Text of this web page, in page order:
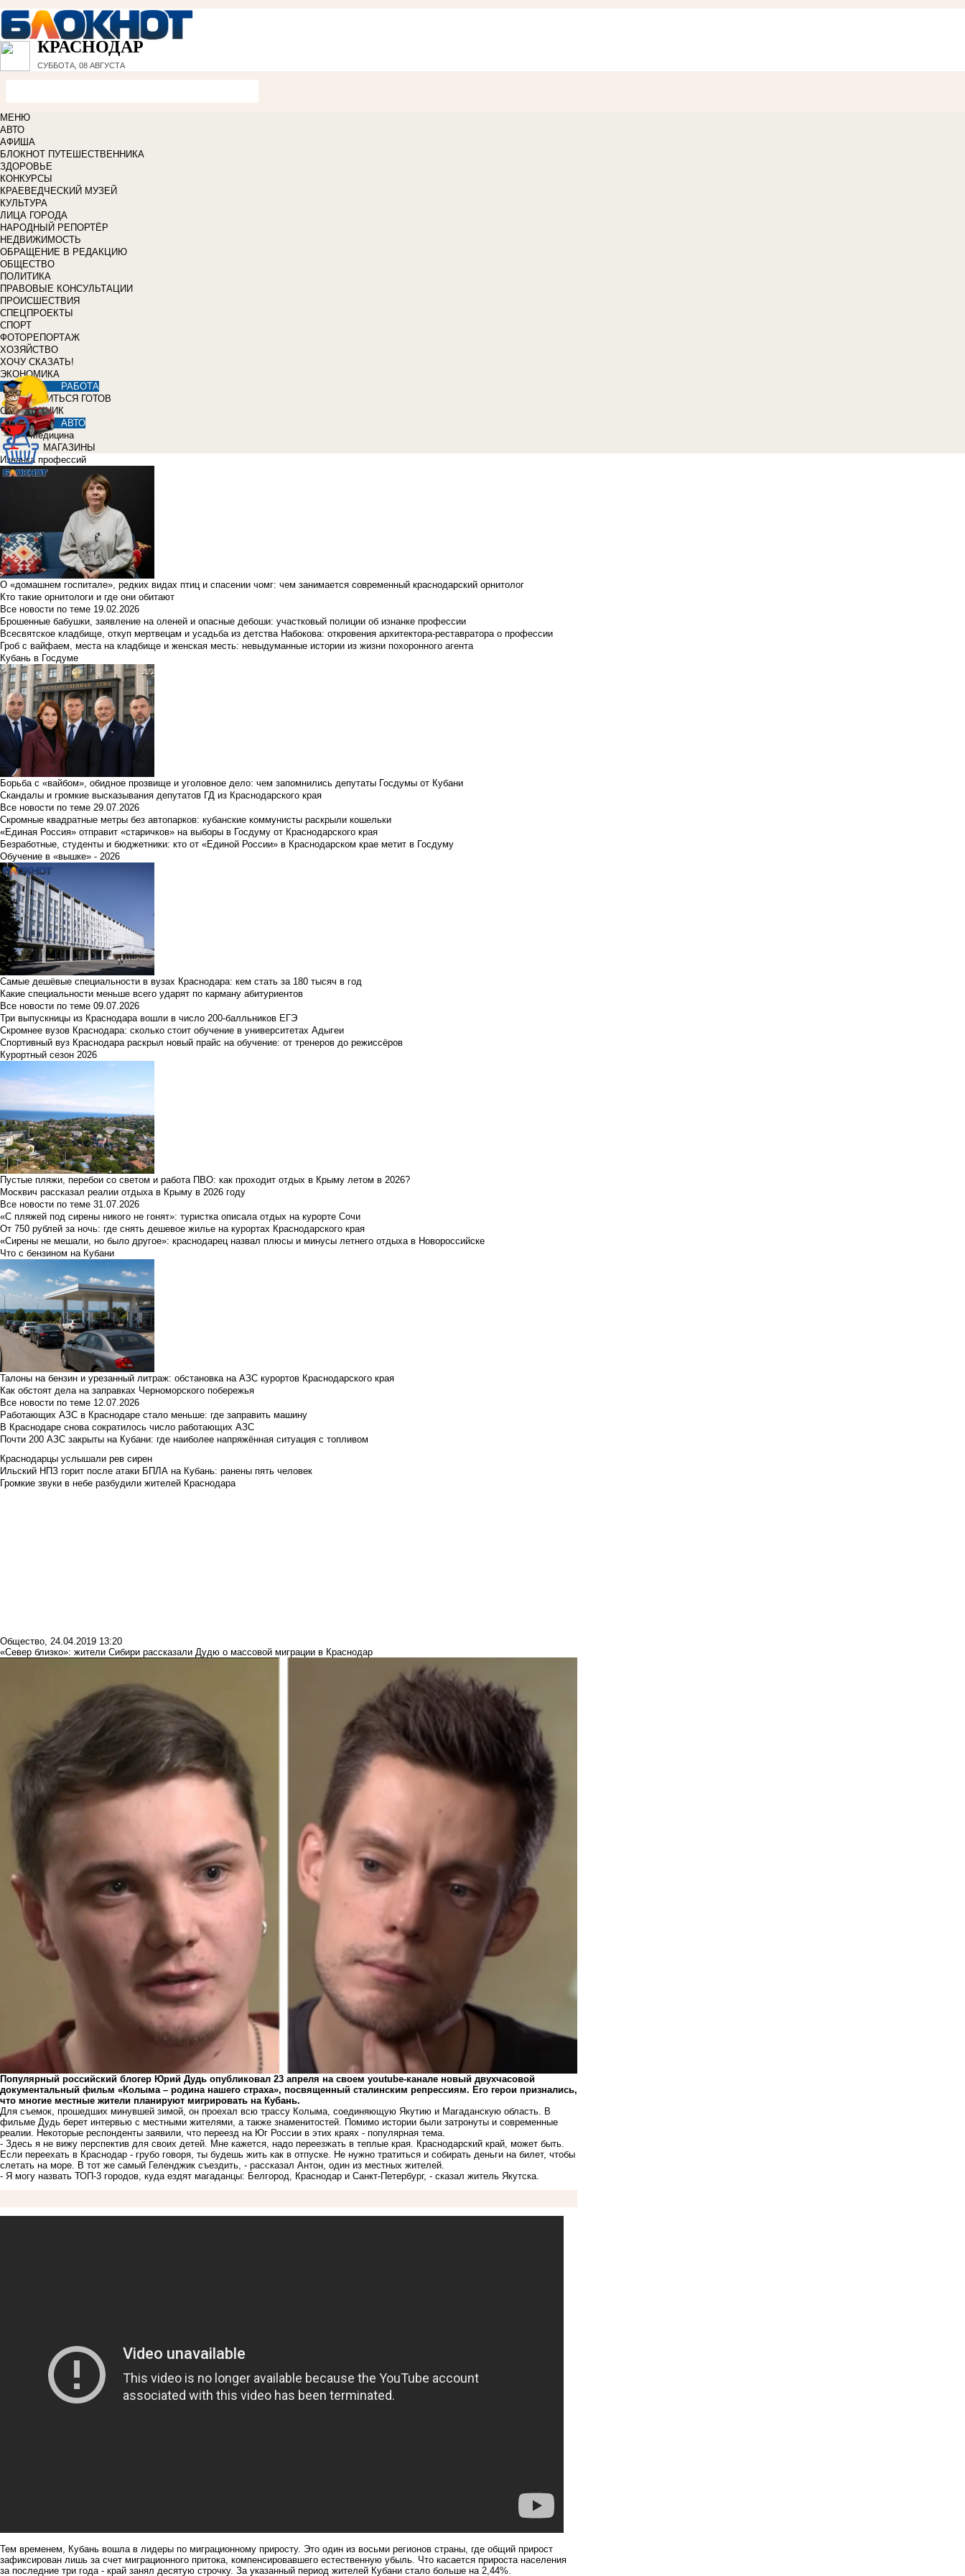
КРАСНОДАР
СУББОТА, 08 АВГУСТА
МЕНЮ
АВТО
АФИША
БЛОКНОТ ПУТЕШЕСТВЕННИКА
ЗДОРОВЬЕ
КОНКУРСЫ
КРАЕВЕДЧЕСКИЙ МУЗЕЙ
КУЛЬТУРА
ЛИЦА ГОРОДА
НАРОДНЫЙ РЕПОРТЁР
НЕДВИЖИМОСТЬ
ОБРАЩЕНИЕ В РЕДАКЦИЮ
ОБЩЕСТВО
ПОЛИТИКА
ПРАВОВЫЕ КОНСУЛЬТАЦИИ
ПРОИСШЕСТВИЯ
СПЕЦПРОЕКТЫ
СПОРТ
ФОТОРЕПОРТАЖ
ХОЗЯЙСТВО
ХОЧУ СКАЗАТЬ!
ЭКОНОМИКА
РАБОТА
УЧИТЬСЯ ГОТОВ
СПРАВОЧНИК
АВТО
Медицина
МАГАЗИНЫ
Изнанка профессий
О «домашнем госпитале», редких видах птиц и спасении чомг: чем занимается современный краснодарский орнитолог
Кто такие орнитологи и где они обитают
Все новости по теме 19.02.2026
Брошенные бабушки, заявление на оленей и опасные дебоши: участковый полиции об изнанке профессии
Всесвятское кладбище, откуп мертвецам и усадьба из детства Набокова: откровения архитектора-реставратора о профессии
Гроб с вайфаем, места на кладбище и женская месть: невыдуманные истории из жизни похоронного агента
Кубань в Госдуме
Борьба с «вайбом», обидное прозвище и уголовное дело: чем запомнились депутаты Госдумы от Кубани
Скандалы и громкие высказывания депутатов ГД из Краснодарского края
Все новости по теме 29.07.2026
Скромные квадратные метры без автопарков: кубанские коммунисты раскрыли кошельки
«Единая Россия» отправит «старичков» на выборы в Госдуму от Краснодарского края
Безработные, студенты и бюджетники: кто от «Единой России» в Краснодарском крае метит в Госдуму
Обучение в «вышке» - 2026
Самые дешёвые специальности в вузах Краснодара: кем стать за 180 тысяч в год
Какие специальности меньше всего ударят по карману абитуриентов
Все новости по теме 09.07.2026
Три выпускницы из Краснодара вошли в число 200-балльников ЕГЭ
Скромнее вузов Краснодара: сколько стоит обучение в университетах Адыгеи
Спортивный вуз Краснодара раскрыл новый прайс на обучение: от тренеров до режиссёров
Курортный сезон 2026
Пустые пляжи, перебои со светом и работа ПВО: как проходит отдых в Крыму летом в 2026?
Москвич рассказал реалии отдыха в Крыму в 2026 году
Все новости по теме 31.07.2026
«С пляжей под сирены никого не гонят»: туристка описала отдых на курорте Сочи
От 750 рублей за ночь: где снять дешевое жилье на курортах Краснодарского края
«Сирены не мешали, но было другое»: краснодарец назвал плюсы и минусы летнего отдыха в Новороссийске
Что с бензином на Кубани
Талоны на бензин и урезанный литраж: обстановка на АЗС курортов Краснодарского края
Как обстоят дела на заправках Черноморского побережья
Все новости по теме 12.07.2026
Работающих АЗС в Краснодаре стало меньше: где заправить машину
В Краснодаре снова сократилось число работающих АЗС
Почти 200 АЗС закрыты на Кубани: где наиболее напряжённая ситуация с топливом
Краснодарцы услышали рев сирен
Ильский НПЗ горит после атаки БПЛА на Кубань: ранены пять человек
Громкие звуки в небе разбудили жителей Краснодара
Общество, 24.04.2019 13:20
«Север близко»: жители Сибири рассказали Дудю о массовой миграции в Краснодар
Популярный российский блогер Юрий Дудь опубликовал 23 апреля на своем youtube-канале новый двухчасовой
документальный фильм «Колыма – родина нашего страха», посвященный сталинским репрессиям. Его герои признались,
что многие местные жители планируют мигрировать на Кубань.
Для съемок, прошедших минувшей зимой, он проехал всю трассу Колыма, соединяющую Якутию и Магаданскую область. В
фильме Дудь берет интервью с местными жителями, а также знаменитостей. Помимо истории были затронуты и современные
реалии. Некоторые респонденты заявили, что переезд на Юг России в этих краях - популярная тема.
- Здесь я не вижу перспектив для своих детей. Мне кажется, надо переезжать в теплые края. Краснодарский край, может быть.
Если переехать в Краснодар - грубо говоря, ты будешь жить как в отпуске. Не нужно тратиться и собирать деньги на билет, чтобы
слетать на море. В тот же самый Геленджик съездить, - рассказал Антон, один из местных жителей.
- Я могу назвать ТОП-3 городов, куда ездят магаданцы: Белгород, Краснодар и Санкт-Петербург, - сказал житель Якутска.
Тем временем, Кубань вошла в лидеры по миграционному приросту. Это один из восьми регионов страны, где общий прирост
зафиксирован лишь за счет миграционного притока, компенсировавшего естественную убыль. Что касается прироста населения
за последние три года - край занял десятую строчку. За указанный период жителей Кубани стало больше на 2,44%.